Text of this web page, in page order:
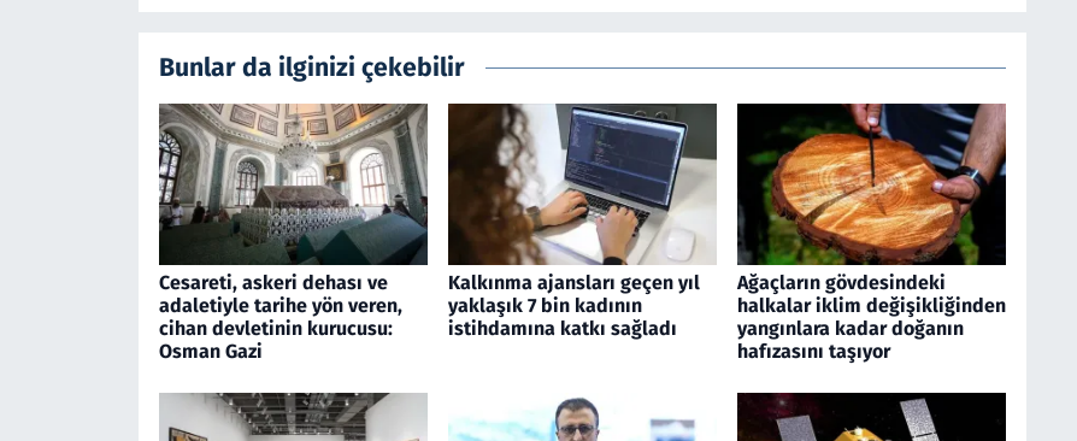
Bunlar da ilginizi çekebilir
Cesareti, askeri dehası ve
adaletiyle tarihe yön veren,
cihan devletinin kurucusu:
Osman Gazi
Kalkınma ajansları geçen yıl
yaklaşık 7 bin kadının
istihdamına katkı sağladı
Ağaçların gövdesindeki
halkalar iklim değişikliğinden
yangınlara kadar doğanın
hafızasını taşıyor